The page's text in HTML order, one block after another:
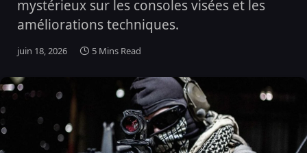
mystérieux sur les consoles visées et les
améliorations techniques.
juin 18, 2026 5 Mins Read